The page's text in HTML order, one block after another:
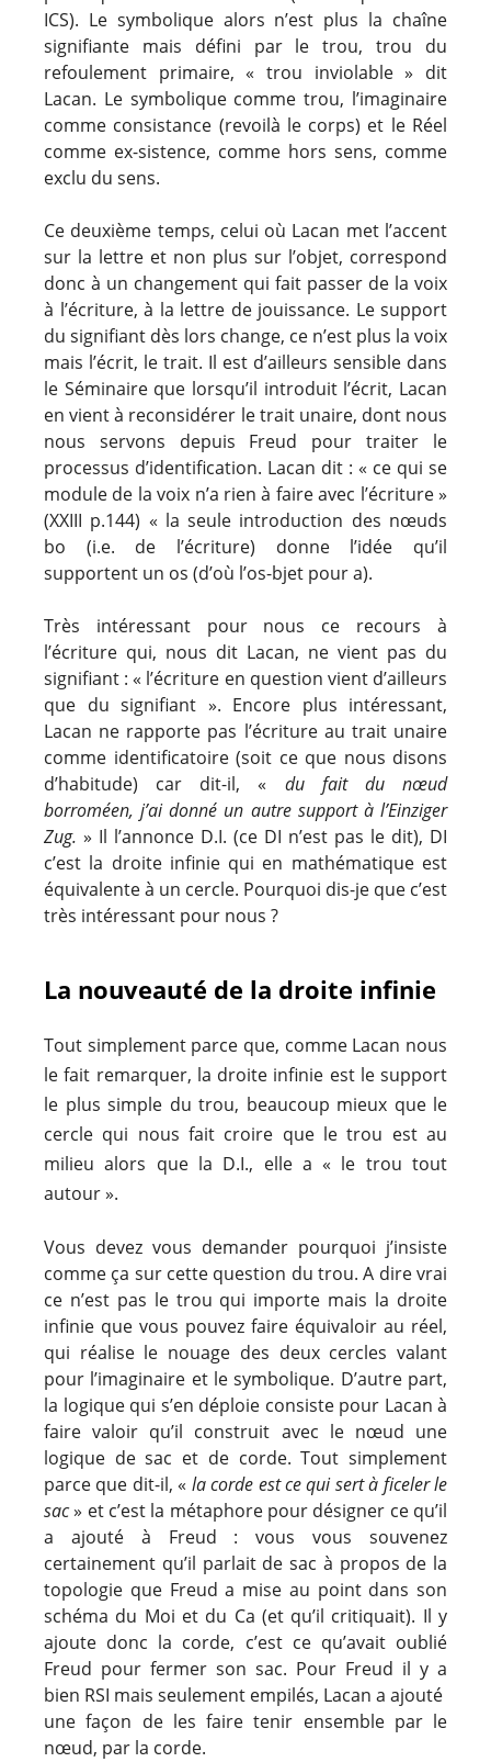
ICS). Le symbolique alors n’est plus la chaîne
signifiante mais défini par le trou, trou du
refoulement primaire, « trou inviolable » dit
Lacan. Le symbolique comme trou, l’imaginaire
comme consistance (revoilà le corps) et le Réel
comme ex-sistence, comme hors sens, comme
exclu du sens.
Ce deuxième temps, celui où Lacan met l’accent
sur la lettre et non plus sur l’objet, correspond
donc à un changement qui fait passer de la voix
à l’écriture, à la lettre de jouissance. Le support
du signifiant dès lors change, ce n’est plus la voix
mais l’écrit, le trait. Il est d’ailleurs sensible dans
le Séminaire que lorsqu’il introduit l’écrit, Lacan
en vient à reconsidérer le trait unaire, dont nous
nous servons depuis Freud pour traiter le
processus d’identification. Lacan dit : « ce qui se
module de la voix n’a rien à faire avec l’écriture »
(XXIII p.144) « la seule introduction des nœuds
bo (i.e. de l’écriture) donne l’idée qu’il
supportent un os (d’où l’os-bjet pour a).
Très intéressant pour nous ce recours à
l’écriture qui, nous dit Lacan, ne vient pas du
signifiant : « l’écriture en question vient d’ailleurs
que du signifiant ». Encore plus intéressant,
Lacan ne rapporte pas l’écriture au trait unaire
comme identificatoire (soit ce que nous disons
d’habitude) car dit-il, « du fait du nœud
borroméen, j’ai donné un autre support à l’Einziger
Zug. » Il l’annonce D.I. (ce DI n’est pas le dit), DI
c’est la droite infinie qui en mathématique est
équivalente à un cercle. Pourquoi dis-je que c’est
très intéressant pour nous ?
La nouveauté de la droite infinie
Tout simplement parce que, comme Lacan nous
le fait remarquer, la droite infinie est le support
le plus simple du trou, beaucoup mieux que le
cercle qui nous fait croire que le trou est au
milieu alors que la D.I., elle a « le trou tout
autour ».
Vous devez vous demander pourquoi j’insiste
comme ça sur cette question du trou. A dire vrai
ce n’est pas le trou qui importe mais la droite
infinie que vous pouvez faire équivaloir au réel,
qui réalise le nouage des deux cercles valant
pour l’imaginaire et le symbolique. D’autre part,
la logique qui s’en déploie consiste pour Lacan à
faire valoir qu’il construit avec le nœud une
logique de sac et de corde. Tout simplement
parce que dit-il, « la corde est ce qui sert à ficeler le
sac» et c’est la métaphore pour désigner ce qu’il
a ajouté à Freud : vous vous souvenez
certainement qu’il parlait de sac à propos de la
topologie que Freud a mise au point dans son
schéma du Moi et du Ca (et qu’il critiquait). Il y
ajoute donc la corde, c’est ce qu’avait oublié
Freud pour fermer son sac. Pour Freud il y a
bien RSI mais seulement empilés, Lacan a ajouté
une façon de les faire tenir ensemble par le
nœud, par la corde.